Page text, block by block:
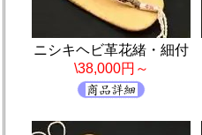
ニシキヘビ革花緒・細付
\38,000円～